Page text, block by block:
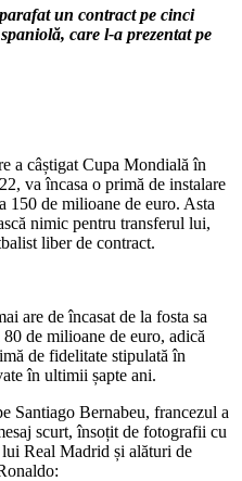
un contract pe cinci
care l-a prezentat pe
a câștigat Cupa Mondială în
va încasa o primă de instalare
150 de milioane de euro. Asta
nimic pentru transferul lui,
liber de contract.
are de încasat de la fosta sa
de milioane de euro, adică
de fidelitate stipulată în
în ultimii șapte ani.
Santiago Bernabeu, francezul a
scurt, însoțit de fotografii cu
Real Madrid și alături de